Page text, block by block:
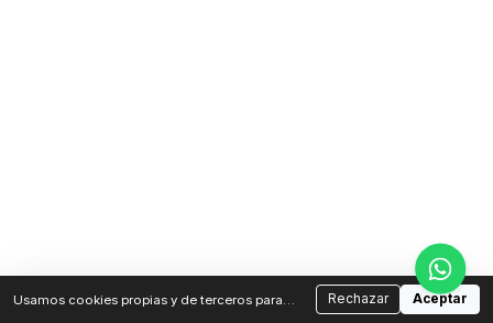
Usamos cookies propias y de terceros para
Rechazar Aceptar